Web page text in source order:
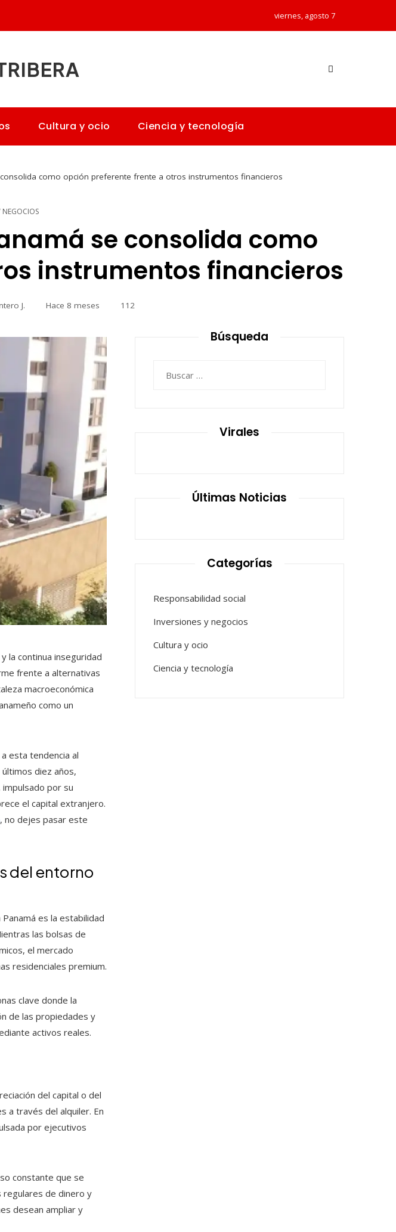
viernes, agosto 7
Cultura y ocio Ciencia y tecnología
como opción preferente frente a otros instrumentos financieros
NEGOCIOS
se consolida como
instrumentos financieros
J. Hace 8 meses 112
la continua inseguridad
frente a alternativas
macroeconómica
como un
esta tendencia al
diez años,
por su
el capital extranjero.
, no dejes pasar este
del entorno
es la estabilidad
las bolsas de
el mercado
residenciales premium.
clave donde la
de las propiedades y
activos reales.
del capital o del
a través del alquiler. En
por ejecutivos
constante que se
regulares de dinero y
desean ampliar y
Búsqueda
Virales
Últimas Noticias
Categorías
Responsabilidad social
Inversiones y negocios
Cultura y ocio
Ciencia y tecnología